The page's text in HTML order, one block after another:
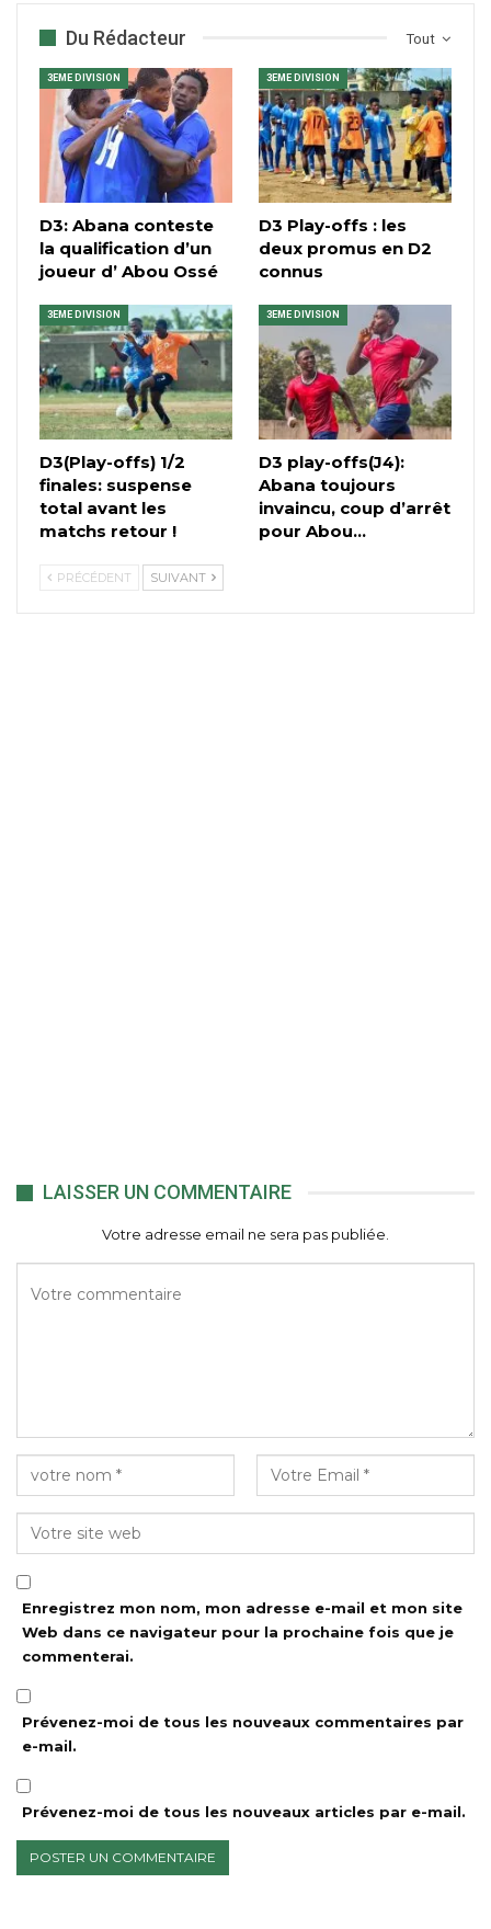
Tout
Du Rédacteur
3EME DIVISION
D3: Abana conteste
la qualification d’un
joueur d’ Abou Ossé
3EME DIVISION
D3 Play-offs : les
deux promus en D2
connus
3EME DIVISION
D3(Play-offs) 1/2
finales: suspense
total avant les
matchs retour !
3EME DIVISION
D3 play-offs(J4):
Abana toujours
invaincu, coup d’arrêt
pour Abou…
PRÉCÉDENT SUIVANT
LAISSER UN COMMENTAIRE
Votre adresse email ne sera pas publiée.
Enregistrez mon nom, mon adresse e-mail et mon site
Web dans ce navigateur pour la prochaine fois que je
commenterai.
Prévenez-moi de tous les nouveaux commentaires par
e-mail.
Prévenez-moi de tous les nouveaux articles par e-mail.